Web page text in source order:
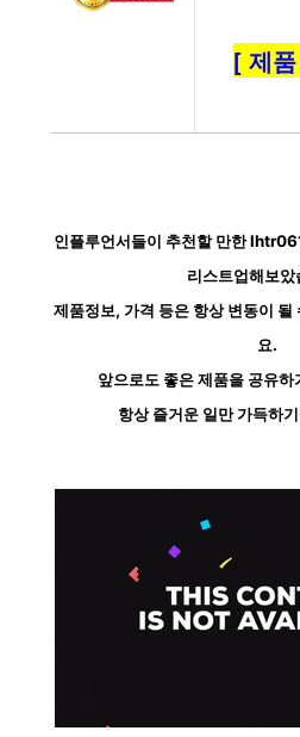
[ 제
인플루언서들이 추천할 만한
리스트업해보았
제품정보, 가격 등은 항상 변동이 될
요.
앞으로도 좋은 제품을 공유
항상 즐거운 일만 가득하